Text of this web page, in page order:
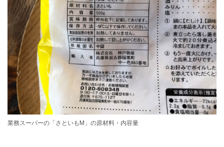
業務スーパーの「さといもM」の原材料・内容量